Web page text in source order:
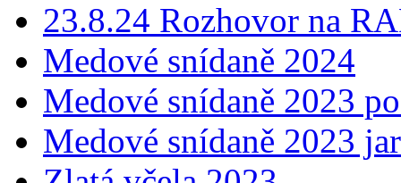
23.8.24 Rozhovor na
Medové snídaně 2024
Medové snídaně 2023
Medové snídaně 2023